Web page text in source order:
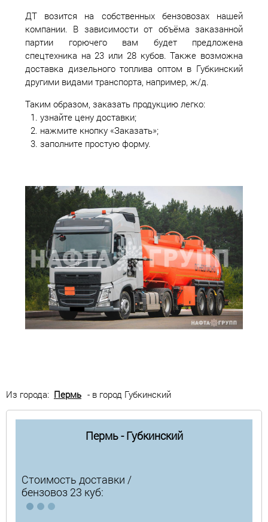
ДТ возится на собственных бензовозах нашей
компании. В зависимости от объёма заказанной
партии горючего вам будет предложена
спецтехника на 23 или 28 кубов. Также возможна
доставка дизельного топлива оптом в Губкинский
другими видами транспорта, например, ж/д.
Таким образом, заказать продукцию легко:
узнайте цену доставки;
нажмите кнопку «Заказать»;
заполните простую форму.
Из города: Пермь - в город Губкинский
Пермь - Губкинский
Стоимость доставки /
бензовоз 23 куб: